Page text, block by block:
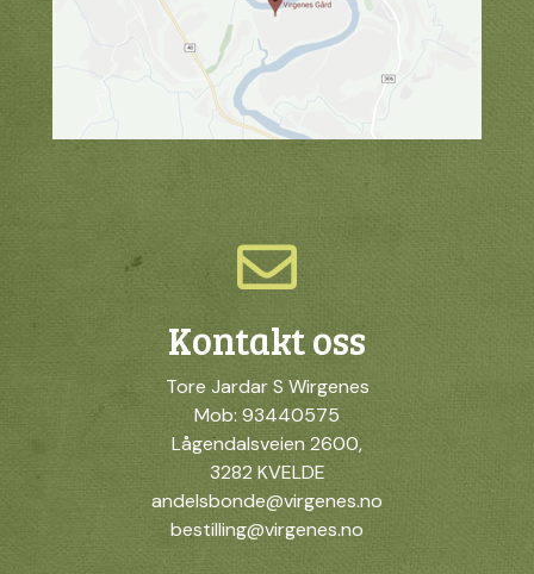
Kontakt oss
Tore Jardar S Wirgenes
Mob: 93440575
Lågendalsveien 2600,
3282 KVELDE
andelsbonde@virgenes.no
bestilling@virgenes.no